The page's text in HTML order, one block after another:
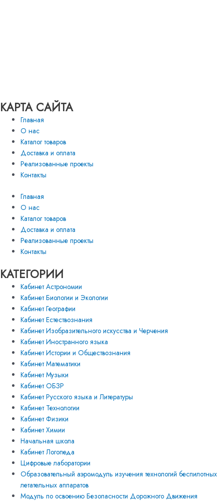
КАРТА САЙТА
Главная
О нас
Каталог товаров
Доставка и оплата
Реализованные проекты
Контакты
Главная
О нас
Каталог товаров
Доставка и оплата
Реализованные проекты
Контакты
КАТЕГОРИИ
Кабинет Астрономии
Кабинет Биологии и Экологии
Кабинет Географии
Кабинет Естествознания
Кабинет Изобразительного искусства и Черчения
Кабинет Иностранного языка
Кабинет Истории и Обществознания
Кабинет Математики
Кабинет Музыки
Кабинет ОБЗР
Кабинет Русского языка и Литературы
Кабинет Технологии
Кабинет Физики
Кабинет Химии
Начальная школа
Кабинет Логопеда
Цифровые лаборатории
Образовательный аэромодуль изучения технологий беспилотных
летательных аппаратов
Модуль по освоению Безопасности Дорожного Движения